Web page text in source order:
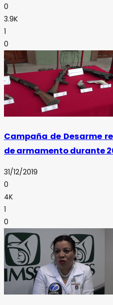
0
3.9K
1
0
Campaña de Desarme
de armamento durante
31/12/2019
0
4K
1
0